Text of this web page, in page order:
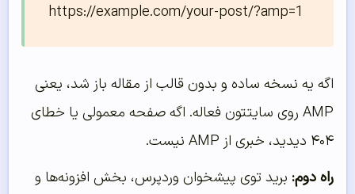
https://example.com/your-post/?amp=1
اگه یه نسخه ساده و بدون قالب از مقاله باز شد، یعنی
AMP روی سایتتون فعاله. اگه صفحه معمولی یا خطای
۴۰۴ دیدید، خبری از AMP نیست.
راه دوم: برید توی پیشخوان وردپرس، بخش افزونه‌ها و